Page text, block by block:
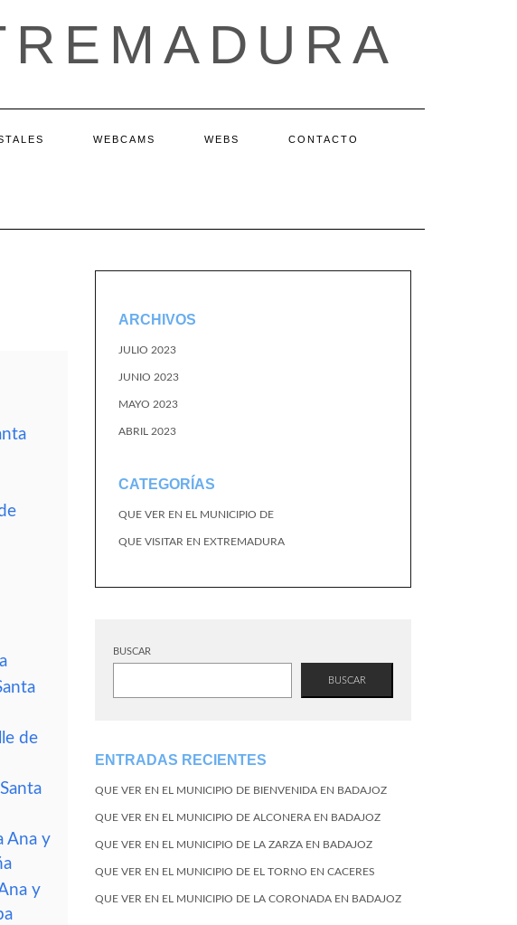
WEBCAMS WEBS CONTACTO
de
Ana y
y
ARCHIVOS
JULIO 2023
JUNIO 2023
MAYO 2023
ABRIL 2023
CATEGORÍAS
QUE VER EN EL MUNICIPIO DE
QUE VISITAR EN EXTREMADURA
BUSCAR
BUSCAR
ENTRADAS RECIENTES
QUE VER EN EL MUNICIPIO DE BIENVENIDA EN BADAJOZ
QUE VER EN EL MUNICIPIO DE ALCONERA EN BADAJOZ
QUE VER EN EL MUNICIPIO DE LA ZARZA EN BADAJOZ
QUE VER EN EL MUNICIPIO DE EL TORNO EN CACERES
QUE VER EN EL MUNICIPIO DE LA CORONADA EN BADAJOZ